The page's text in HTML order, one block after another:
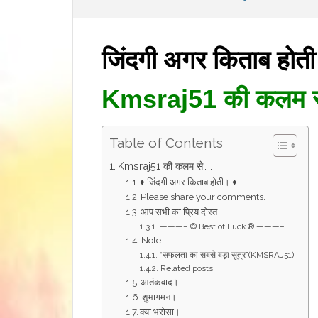
जिंदगी अगर किताब
Kmsraj51 की
Table of Contents
Kmsraj51 की कलम से…..
♦ जिंदगी अगर किताब होती। ♦
Please share your comments.
आप सभी का प्रिय दोस्त
———– © Best of Luck ® ———–
Note:-
“सफलता का सबसे बड़ा सूत्र”(KMSRAJ51)
Related posts:
आतंकवाद।
शुभागमन।
क्या भरोसा।